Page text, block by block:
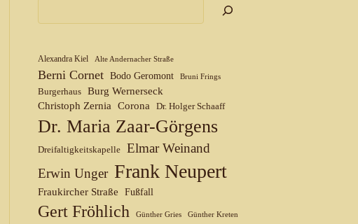
Alexandra Kiel Alte Andernacher Straße
Berni Cornet Bodo Geromont Bruni Frings
Burgerhaus Burg Wernerseck
Christoph Zernia
Corona Dr. Holger Schaaff
Dr. Maria Zaar-Görgens
Dreifaltigkeitskapelle Elmar Weinand
Erwin Unger Frank Neupert
Fraukircher Straße Fußfall
Gert Fröhlich Günther Gries Günther Kreten